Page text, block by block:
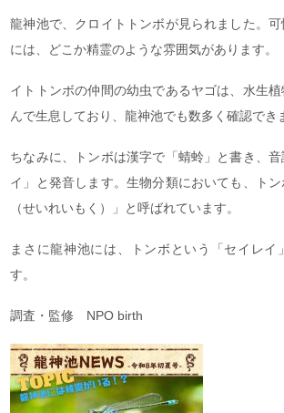
龍神池で、クロイトトンボが見られました。
には、どこか精霊のような雰囲気があります。
イトトンボの仲間の幼虫であるヤゴは、水生
んで生息しており、龍神池でも数多く確認でき
ちなみに、トンボは漢字で「蜻蛉」と書き、
イ」と発音します。生物分類においても、ト
（せいれいもく）」と呼ばれています。
まさに龍神池には、トンボという「セイレイ
す。
調査・監修 NPO birth